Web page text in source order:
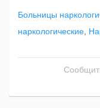
Больницы
наркологические